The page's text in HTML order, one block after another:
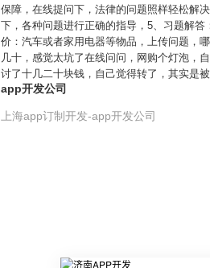
保障，在线提问下，法律的问题照样轻松解
下，各种问题进行正确的指导，5、习题解
价：汽车或者家用电器等物品，上传问题，
几十，感觉太坑了在线问问，网购个灯泡，
讨了十几二十块钱，自己觉得转了，其实是
app开发公司
上海app订制开发-app开发公司